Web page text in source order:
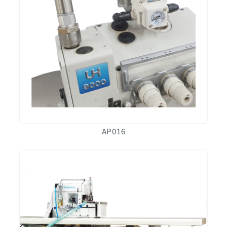
AP016